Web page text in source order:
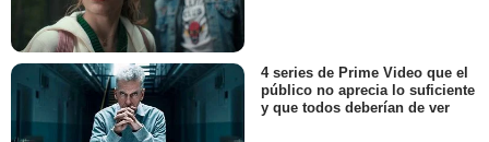
4 series de Prime Video que el
público no aprecia lo suficiente
y que todos deberían de ver